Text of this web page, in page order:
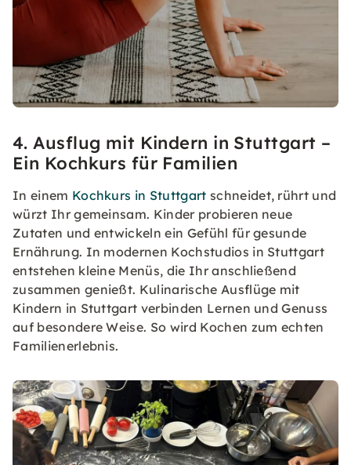
4. Ausflug mit Kindern in Stuttgart –
Ein Kochkurs für Familien
In einem Kochkurs in Stuttgart schneidet, rührt und
würzt Ihr gemeinsam. Kinder probieren neue
Zutaten und entwickeln ein Gefühl für gesunde
Ernährung. In modernen Kochstudios in Stuttgart
entstehen kleine Menüs, die Ihr anschließend
zusammen genießt. Kulinarische Ausflüge mit
Kindern in Stuttgart verbinden Lernen und Genuss
auf besondere Weise. So wird Kochen zum echten
Familienerlebnis.